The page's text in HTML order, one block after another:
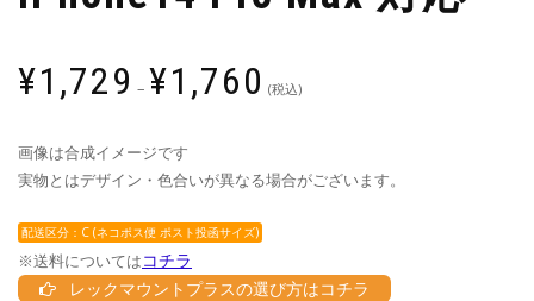
¥1,729 – ¥1,760 (税込)
画像は合成イメージです
実物とはデザイン・色合いが異なる場合がございます。
配送区分：C (ネコポス便 ポスト投函サイズ)
※送料についてはコチラ
レックマウントプラスの選び方はコチラ